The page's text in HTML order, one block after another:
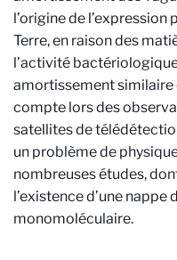
l’origine de l’expression
Terre, en raison des
l’activité
amortissement similaire
compte lors des
satellites de
un problème de
nombreuses études,
l’existence d’une
monomoléculaire.